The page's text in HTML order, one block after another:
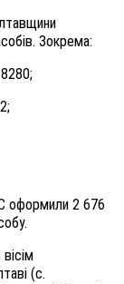
Зокрема:
оформили 2 676
(с.